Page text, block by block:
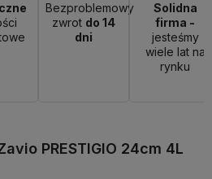
Bezproblemowy
zwrot do 14
dni
Solidna
firma -
jesteśmy
wiele lat na
rynku
PRESTIGIO 24cm 4L